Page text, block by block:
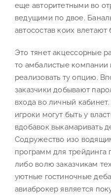
еще авторитетными во
ведущими по двое.
автосостав коих
Это тянет акцессорные
то амбалистые
реализовать ту опцию.
заказчики добывают
входа во личный
игроки могут быть у
вдобавок выкамаривать
Содружество изо
программ для трейдинга
либо волю заказчикам
уютные гостиночные
авиаброкер является